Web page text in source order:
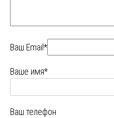
Ваш Email*
Ваше имя*
Ваш телефон